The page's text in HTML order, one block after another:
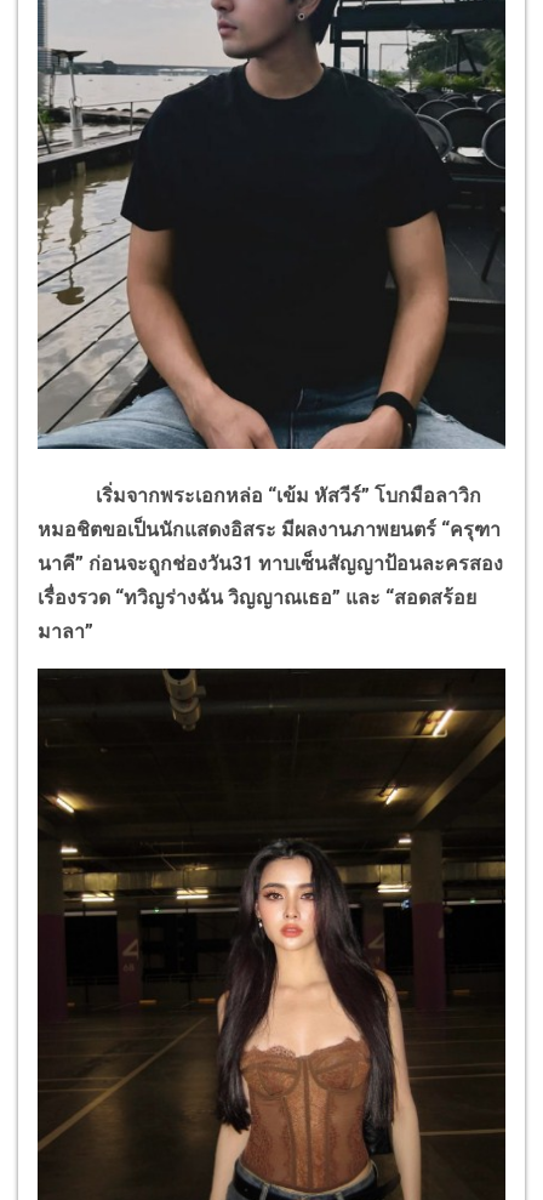
เริ่มจากพระเอกหล่อ “เข้ม หัสวีร์” โบกมือลาวิก
หมอชิตขอเป็นนักแสดงอิสระ มีผลงานภาพยนตร์ “ครุฑา
นาคี” ก่อนจะถูกช่องวัน31 ทาบเซ็นสัญญาป้อนละครสอง
เรื่องรวด “ทวิญร่างฉัน วิญญาณเธอ” และ “สอดสร้อย
มาลา”